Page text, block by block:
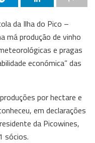
da Ilha do Pico –
má produção de vinho
e pragas
económica” das
por hectare e
em declarações
da Picowines,
sócios.